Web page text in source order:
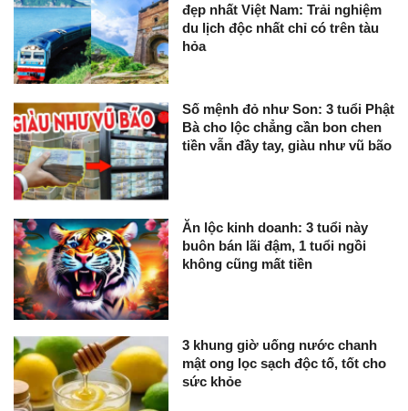
đẹp nhất Việt Nam: Trải nghiệm
du lịch độc nhất chỉ có trên tàu
hỏa
Số mệnh đỏ như Son: 3 tuổi Phật
Bà cho lộc chẳng cần bon chen
tiền vẫn đầy tay, giàu như vũ bão
Ăn lộc kinh doanh: 3 tuổi này
buôn bán lãi đậm, 1 tuổi ngồi
không cũng mất tiền
3 khung giờ uống nước chanh
mật ong lọc sạch độc tố, tốt cho
sức khỏe